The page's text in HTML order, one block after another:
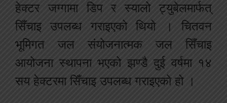
हेक्टर जग्गामा डिप र स्यालो ट्युबेलमार्फत्
सिँचाइ उपलब्ध गराइएको थियो । चितवन
भूमिगत जल संयोजनात्मक जल सिँचाइ
आयोजना स्थापना भएको झण्डै दुई वर्षमा १४
सय हेक्टरमा सिँचाइ उपलब्ध गराइएको हो ।